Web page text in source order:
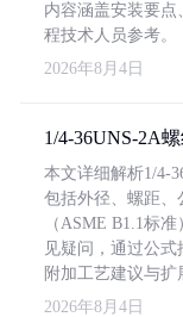
内容涵盖安装要
程技术人员参考。
2026年8月4日
1/4-36UNS-2A
本文详细解析1/4-
包括外径、螺距、
（ASME B1.1标
见疑问，通过公
附加工艺建议与扩
2026年8月4日